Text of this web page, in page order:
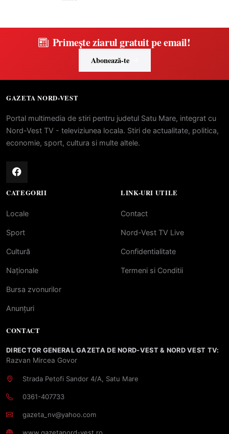
Primește ziarul gratuit pe email!
Abonează-te
GAZETA NORD-VEST
Portal multimedia de stiri pentru judetul Satu Mare, integrat cu
Nord-Vest TV - televiziunea locala. Stiri de actualitate, politica,
economie, sport, cultura si multe altele.
CATEGORII
Locale
Sport
Cultură
Naționale
Bursa zvonurilor
Anunțuri
LINK-URI UTILE
Contact
Nord-Vest TV Live
Confidentialitate
Termeni si Conditii
CONTACT
DIRECTOR GENERAL GAZETA DE NORD-VEST & NORD VEST TV:
Razvan Mircea Govor
Strada Petofi Sandor 4/A, Satu Mare
0361-407733
gazeta_nv@yahoo.com